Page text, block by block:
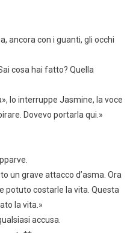
ancora con i guanti, gli occhi
cosa hai fatto? Quella
lo interruppe Jasmine, la voce
Dovevo portarla qui.»
un grave attacco d’asma. Ora
potuto costarle la vita. Questa
la vita.»
accusa.